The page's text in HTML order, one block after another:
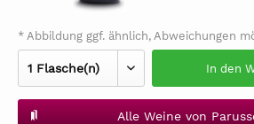
* Abbildung ggf. ähnlich, Abweichungen
In den
Alle Weine von